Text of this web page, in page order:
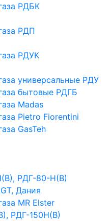
РДБК
РДП
РДУК
универсальные РДУ
бытовые РДГБ
Madas
Рietro Fiorentini
GasTeh
РДГ-80-Н(В)
Дания
MR Elster
РДГ-150Н(В)